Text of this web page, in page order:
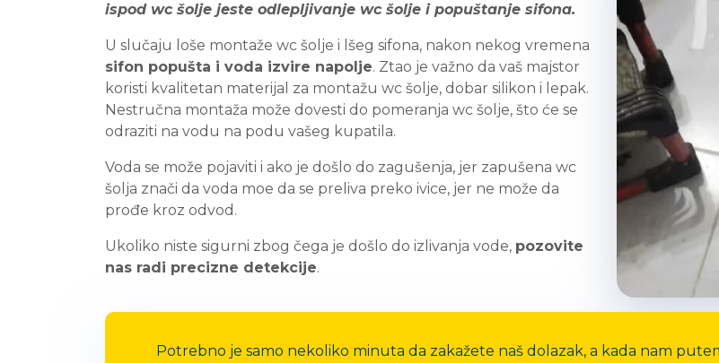
ispod wc šolje jeste odlepljivanje wc šolje i popuštanje sifona.
U slučaju loše montaže wc šolje i lšeg sifona, nakon nekog vremena
sifon popušta i voda izvire napolje. Ztao je važno da vaš majstor
koristi kvalitetan materijal za montažu wc šolje, dobar silikon i lepak.
Nestručna montaža može dovesti do pomeranja wc šolje, što će se
odraziti na vodu na podu vašeg kupatila.
Voda se može pojaviti i ako je došlo do zagušenja, jer zapušena wc
šolja znači da voda moe da se preliva preko ivice, jer ne može da
prođe kroz odvod.
Ukoliko niste sigurni zbog čega je došlo do izlivanja vode, pozovite
nas radi precizne detekcije.
Potrebno je samo nekoliko minuta da zakažete naš dolazak, a kada nam